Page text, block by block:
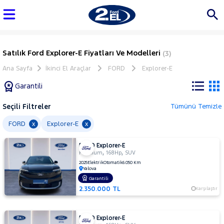
Satılık Ford Explorer-E Fiyatları Ve Modelleri (3)
Ana Sayfa İkinci El Araçlar FORD Explorer-E
Garantili
Tüm
Araçlar
AUDI
BMC
BMW
BYD
Seçili Filtreler Tümünü Temizle
FORD x Explorer-E x
FORD Explorer-E
Premium,168Hp, SUV
2025ElektrikOtomatik6.050 Km
Yalova
2.350.000 TL Karşılaştır
Garantili
FORD Explorer-E